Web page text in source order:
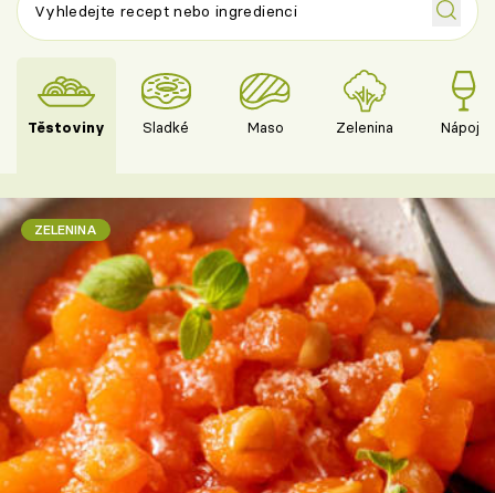
Těstoviny Sladké Maso Zelenina Nápoje
ZELENINA